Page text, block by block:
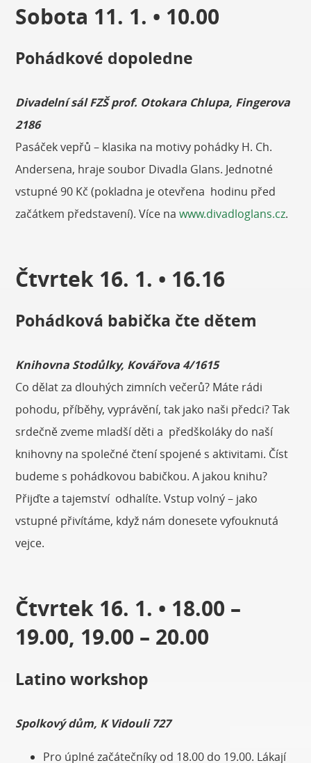
Sobota 11. 1. • 10.00
Pohádkové dopoledne
Divadelní sál FZŠ prof. Otokara Chlupa, Fingerova
2186
Pasáček vepřů – klasika na motivy pohádky H. Ch.
Andersena, hraje soubor Divadla Glans. Jednotné
vstupné 90 Kč (pokladna je otevřena hodinu před
začátkem představení). Více nawww.divadloglans.cz.
Čtvrtek 16. 1. • 16.16
Pohádková babička čte dětem
Knihovna Stodůlky, Kovářova 4/1615
Co dělat za dlouhých zimních večerů? Máte rádi
pohodu, příběhy, vyprávění, tak jako naši předci? Tak
srdečně zveme mladší děti a předškoláky do naší
knihovny na společné čtení spojené s aktivitami. Číst
budeme s pohádkovou babičkou. A jakou knihu?
Přijďte a tajemství odhalíte. Vstup volný – jako
vstupné přivítáme, když nám donesete vyfouknutá
vejce.
Čtvrtek 16. 1. • 18.00 –
19.00, 19.00 – 20.00
Latino workshop
Spolkový dům, K Vidouli 727
Pro úplné začátečníky od 18.00 do 19.00. Lákají